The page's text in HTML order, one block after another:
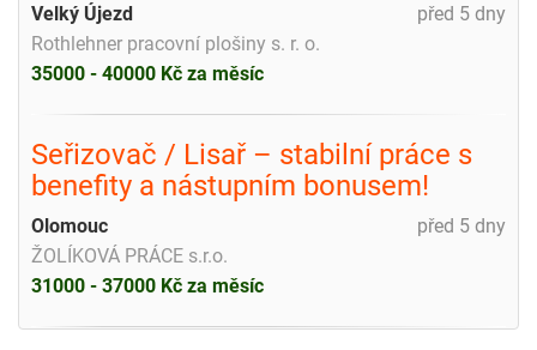
před 5 dny
Velký Újezd
Rothlehner pracovní plošiny s. r. o.
35000 - 40000 Kč za měsíc
Seřizovač / Lisař – stabilní práce s
benefity a nástupním bonusem!
před 5 dny
Olomouc
ŽOLÍKOVÁ PRÁCE s.r.o.
31000 - 37000 Kč za měsíc